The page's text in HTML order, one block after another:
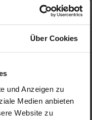
Über Cookies
und Anzeigen zu
Medien anbieten
Website zu